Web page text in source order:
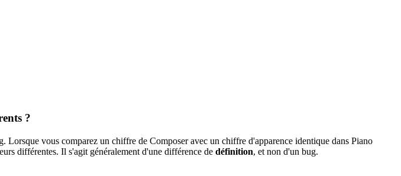
?
Lorsque vous comparez un chiffre de Composer avec un chiffre d'apparence identique dans Piano
différentes. Il s'agit généralement d'une différence de définition, et non d'un bug.